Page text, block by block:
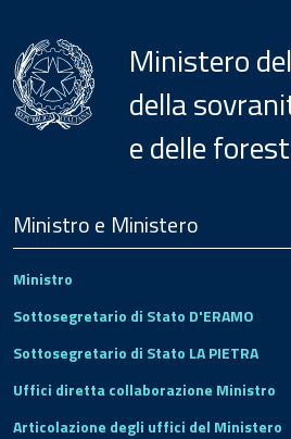
Ministero
della
e delle
Footer
Ministro e Ministero
Ministro
Sottosegretario di Stato D'ERAMO
Sottosegretario di Stato LA PIETRA
Uffici diretta collaborazione Ministro
Articolazione degli uffici del Ministero